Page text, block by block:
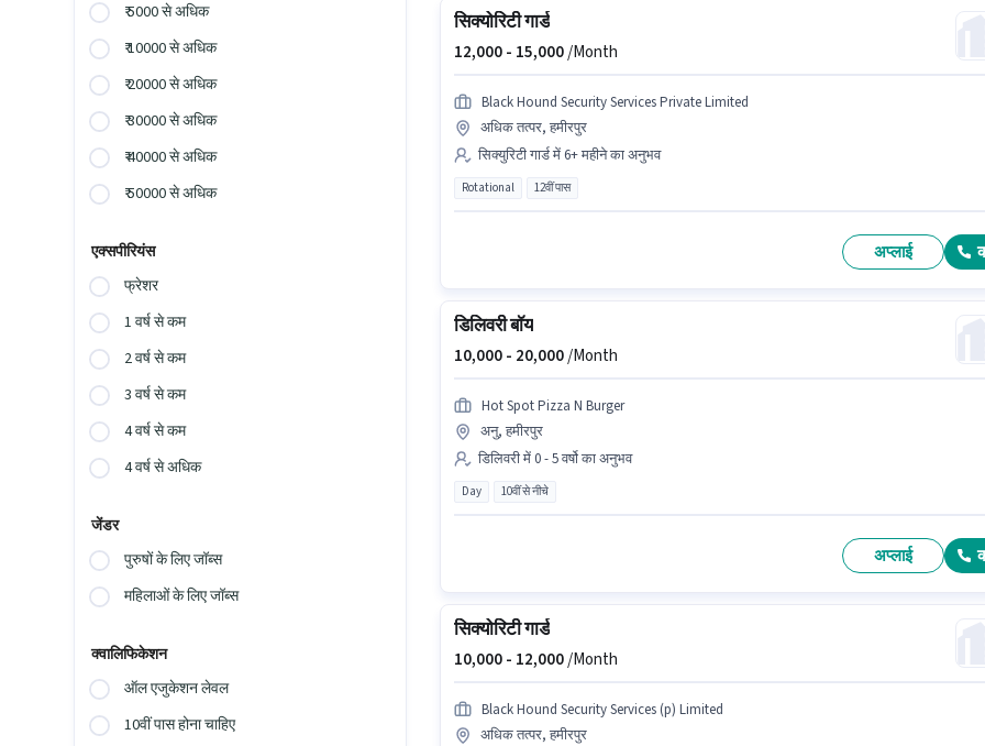
₹ 5000 से अधिक
₹ 10000 से अधिक
₹ 20000 से अधिक
₹ 30000 से अधिक
₹ 40000 से अधिक
₹ 50000 से अधिक
एक्सपीरियंस
फ्रेशर
1 वर्ष से कम
2 वर्ष से कम
3 वर्ष से कम
4 वर्ष से कम
4 वर्ष से अधिक
जेंडर
पुरुषों के लिए जॉब्स
महिलाओं के लिए जॉब्स
क्वालिफिकेशन
ऑल एजुकेशन लेवल
10वीं पास होना चाहिए
सिक्योरिटी गार्ड
12,000 - 15,000/Month
Black Hound Security Services Private Limited
अधिक तत्पर, हमीरपुर
सिक्युरिटी गार्ड में 6+ महीने का अनुभव
Rotational 12वीं पास
अप्लाई
डिलिवरी बॉय
10,000 - 20,000/Month
Hot Spot Pizza N Burger
अनु, हमीरपुर
डिलिवरी में 0 - 5 वर्षो का अनुभव
Day 10वीं से नीचे
अप्लाई
सिक्योरिटी गार्ड
10,000 - 12,000/Month
Black Hound Security Services (p) Limited
अधिक तत्पर, हमीरपुर